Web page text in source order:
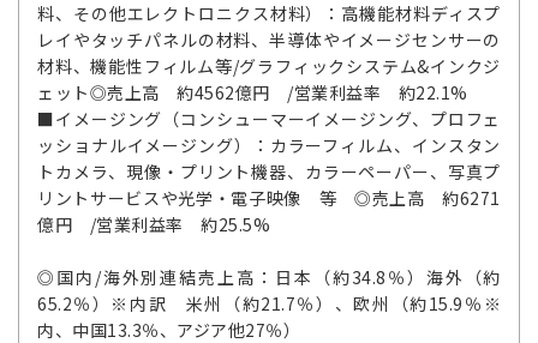
料、その他エレクトロニクス材料）：高機能材料ディスプ
レイやタッチパネルの材料、半導体やイメージセンサーの
材料、機能性フィルム等/グラフィックシステム&インクジ
ェット◎売上高 約4562億円 /営業利益率 約22.1%
■イメージング（コンシューマーイメージング、プロフェ
ッショナルイメージング）：カラーフィルム、インスタン
トカメラ、現像・プリント機器、カラーペーパー、写真プ
リントサービスや光学・電子映像 等 ◎売上高 約6271
億円 /営業利益率 約25.5%
◎国内/海外別連結売上高：日本（約34.8％）海外（約
65.2％）※内訳 米州（約21.7％）、欧州（約15.9％※
内、中国13.3％、アジア他27％）